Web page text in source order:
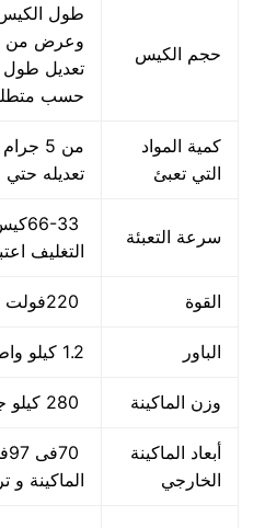
حجم الكيس
تعديل
حسب
كمية المواد
التي تعبئ
تعديله حتي 500 جرام
سرعة التعبئة
66-
التغليف
القوة
الباور 1.2 كيلو واط
وزن الماكينة
أبعاد الماكينة
الخارجي
الماكينة و